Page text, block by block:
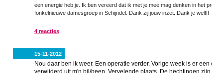
een energie heb je. Ik ben vereerd dat ik met je mee mag denken in het
fonkelnieuwe damesgroep in Schijndel. Dank zij jouw inzet. Dank je wel!!!
4 reacties
15-11-2012
Nou daar ben ik weer. Een operatie verder. Vorige week is er een
verwijderd uit m'n bil/been. Vervelende plaats. De hechtingen zijn